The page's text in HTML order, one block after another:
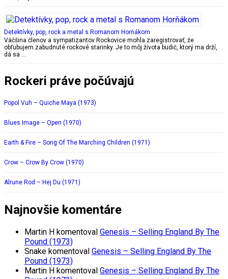
Detektívky, pop, rock a metal s Romanom Horňákom
Väčšina členov a sympatizantov Rockovice mohla zaregistrovať, že
obľubujem zabudnuté rockové starinky. Je to môj života budič, ktorý ma drží,
dá sa …
Rockeri práve počúvajú
Popol Vuh – Quiche Maya (1973)
Blues Image – Open (1970)
Earth & Fire – Song Of The Marching Children (1971)
Crow – Crow By Crow (1970)
Alrune Rod – Hej Du (1971)
Najnovšie komentáre
Martin H komentoval Genesis – Selling England By The
Pound (1973)
Snake komentoval Genesis – Selling England By The
Pound (1973)
Martin H komentoval Genesis – Selling England By The